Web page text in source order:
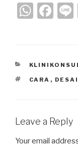
W
s
A
F
e
b
k
TAGS
CARA ,
Leave a Reply
Your email